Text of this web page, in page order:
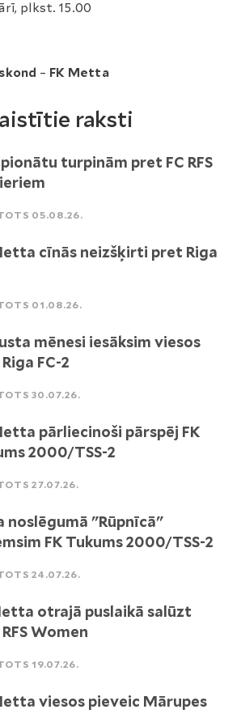
plkst. 15.00
– FK Metta
raksti
turpinām pret FC RFS
05.08.26.
cīnās neizšķirti pret Riga
01.08.26.
mēnesi iesāksim viesos
FC-2
30.07.26.
pārliecinoši pārspēj FK
2000/TSS-2
27.07.26.
noslēgumā "Rūpnīcā"
FK Tukums 2000/TSS-2
24.07.26.
otrajā puslaikā salūzt
Women
19.07.26.
viesos pieveic Mārupes